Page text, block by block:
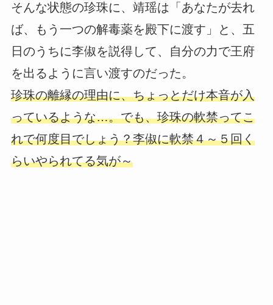
そんな状態の珍珠に、靖瑶は「あなたが去れ
ば、もう一つの解毒薬を殿下に渡す」と、五
日のうちに李俶を説得して、自分の力で王府
を出るように言い渡すのだった。
珍珠の離縁の理由に、ちょっとだけ本音が入
っているような…。でも、珍珠の軟禁ってこ
れで何度目でしょう？李俶に軟禁４～５回く
らいやられてる気が～